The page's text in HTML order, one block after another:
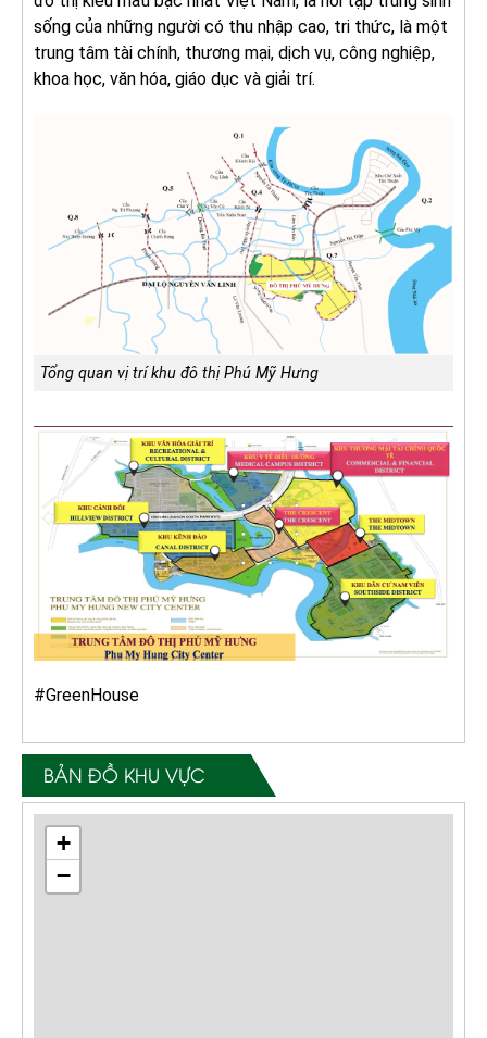
sống của những người có thu nhập cao, tri thức, là một
trung tâm tài chính, thương mại, dịch vụ, công nghiệp,
khoa học, văn hóa, giáo dục và giải trí.
Tổng quan vị trí khu đô thị Phú Mỹ Hưng
#GreenHouse
BẢN ĐỒ KHU VỰC
+
−